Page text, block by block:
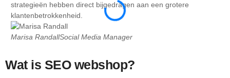
strategieën hebben direct bijgedragen aan een grotere
klantenbetrokkenheid.
Marisa RandallSocial Media Manager
Wat is SEO webshop?